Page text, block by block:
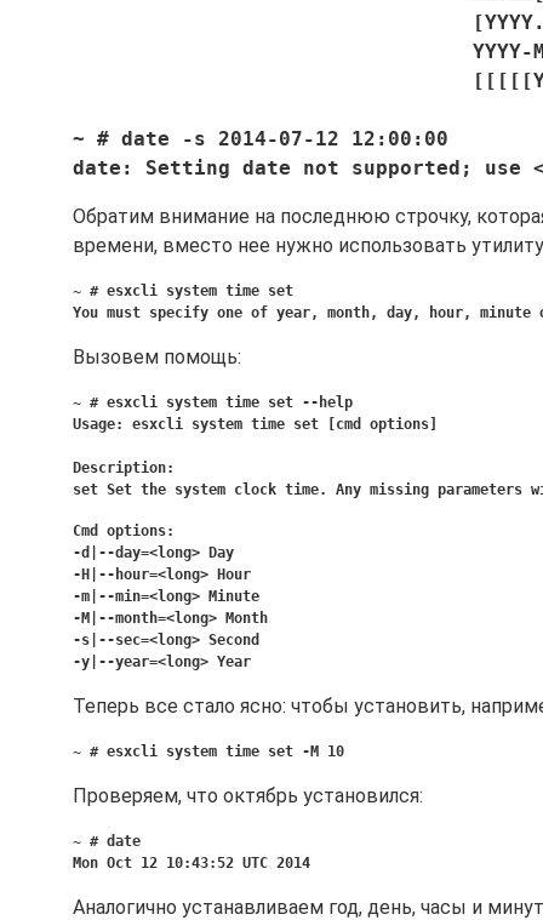
~ # date -s 2014-07-12 12:00:00
date: Setting date not supported; use
Обратим внимание на последнюю строчку,
времени, вместо нее нужно использовать
~ # esxcli system time set
You must specify one of year, month, day, hour, minute
Вызовем помощь:
~ # esxcli system time set --help
Usage: esxcli system time set [cmd options]
Description:
set Set the system clock time. Any missing
Cmd options:
-d|--day=<long> Day
-H|--hour=<long> Hour
-m|--min=<long> Minute
-M|--month=<long> Month
-s|--sec=<long> Second
-y|--year=<long> Year
Теперь все стало ясно: чтобы установить,
~ # esxcli system time set -M 10
Проверяем, что октябрь установился:
~ # date
Mon Oct 12 10:43:52 UTC 2014
Аналогично устанавливаем год, день, часы и